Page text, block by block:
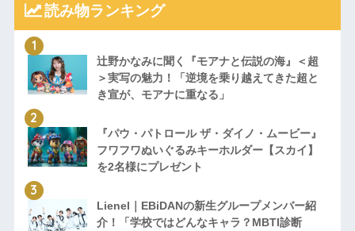
読み物ランキング
辻野かなみに聞く『モアナと伝説の海』＜超
＞実写の魅力！「逆境を乗り越えてきた超と
き宣が、モアナに重なる」
『パウ・パトロール ザ・ダイノ・ムービー』
フワフワぬいぐるみキーホルダー【スカイ】
を2名様にプレゼント
Lienel｜EBiDANの新生グループメンバー紹
介！「学校ではどんなキャラ？MBTI診断